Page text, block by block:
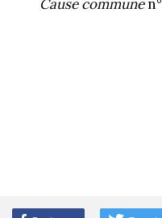
Cause communen°